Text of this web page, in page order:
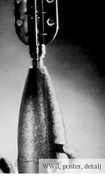
WWII, poster, detalj